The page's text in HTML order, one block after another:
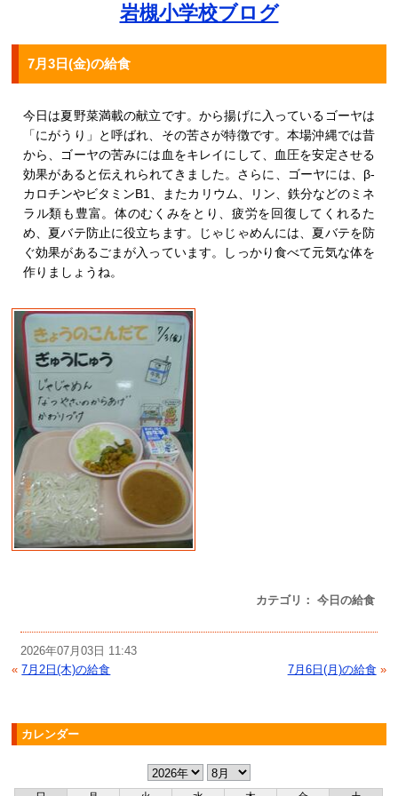
岩槻小学校ブログ
7月3日(金)の給食
カテゴリ： 今日の給食
今日は夏野菜満載の献立です。から揚げに入っているゴーヤは
「にがうり」と呼ばれ、その苦さが特徴です。本場沖縄では昔
から、ゴーヤの苦みには血をキレイにして、血圧を安定させる
効果があると伝えれられてきました。さらに、ゴーヤには、β-
カロチンやビタミンB1、またカリウム、リン、鉄分などのミネ
ラル類も豊富。体のむくみをとり、疲労を回復してくれるた
め、夏バテ防止に役立ちます。じゃじゃめんには、夏バテを防
ぐ効果があるごまが入っています。しっかり食べて元気な体を
作りましょうね。
2026年07月03日 11:43
« 7月2日(木)の給食 7月6日(月)の給食 »
カレンダー